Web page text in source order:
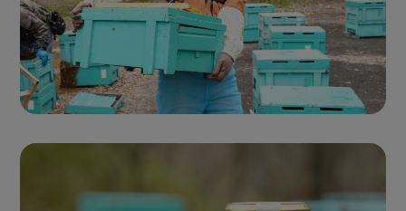
ハニーハンターが